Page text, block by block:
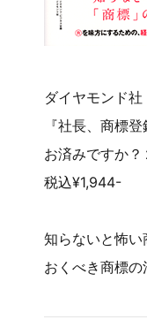
ダイヤモンド社
『社長、商標登
お済みですか
税込¥1,944-
知らないと怖
おくべき商標の